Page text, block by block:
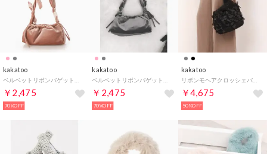
kakatoo
￥2,475
70%OFF
kakatoo
￥2,475
70%OFF
kakatoo
リボンモヘアクロッシェバッグ （BK）
￥4,675
50%OFF